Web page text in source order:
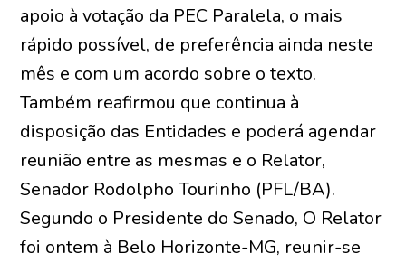
apoio à votação da PEC Paralela, o mais
rápido possível, de preferência ainda neste
mês e com um acordo sobre o texto.
Também reafirmou que continua à
disposição das Entidades e poderá agendar
reunião entre as mesmas e o Relator,
Senador Rodolpho Tourinho (PFL/BA).
Segundo o Presidente do Senado, O Relator
foi ontem à Belo Horizonte-MG, reunir-se